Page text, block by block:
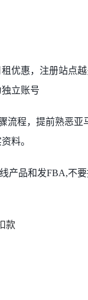
优惠，注册站点
立账号
流程，提前熟恶亚
料。
产品和发FBA,不